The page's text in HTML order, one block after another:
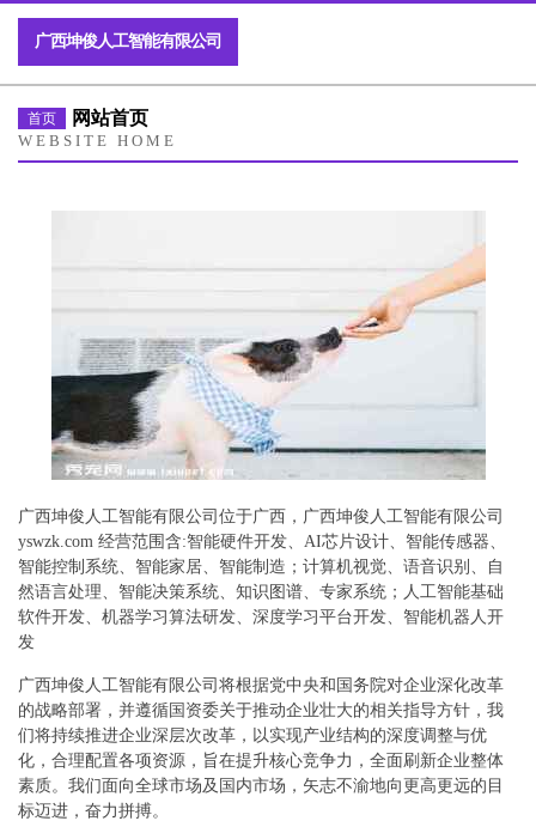
广西坤俊人工智能有限公司
首页 网站首页
WEBSITE HOME
广西坤俊人工智能有限公司位于广西，广西坤俊人工智能有限公司
yswzk.com 经营范围含:智能硬件开发、AI芯片设计、智能传感器、
智能控制系统、智能家居、智能制造；计算机视觉、语音识别、自
然语言处理、智能决策系统、知识图谱、专家系统；人工智能基础
软件开发、机器学习算法研发、深度学习平台开发、智能机器人开
发
广西坤俊人工智能有限公司将根据党中央和国务院对企业深化改革
的战略部署，并遵循国资委关于推动企业壮大的相关指导方针，我
们将持续推进企业深层次改革，以实现产业结构的深度调整与优
化，合理配置各项资源，旨在提升核心竞争力，全面刷新企业整体
素质。我们面向全球市场及国内市场，矢志不渝地向更高更远的目
标迈进，奋力拼搏。